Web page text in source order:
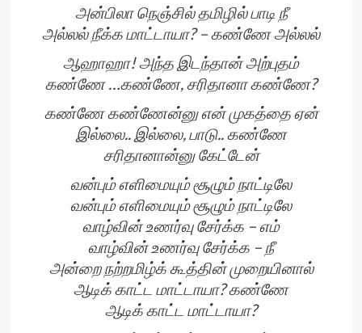
அன்பிலா நெஞ்சில் தமிழில் பாடி நீ
அல்லல் நீக்க மாட்டாயா? – கண்ணே அல்லல்
ஆஹாஹா! அந்த இடந்தான் அற்புதம்
கண்ணே …கண்ணே, சரிதானா கண்ணே?
கண்ணே கண்ணேன்னு என் முகத்தை ஏன்
இல்லை.. இல்லை, பாடு.. கண்ணே
சரிதானான்னு கேட்டேன்
வன்பும் எளிமையும் சூழும் நாட்டிலே
வன்பும் எளிமையும் சூழும் நாட்டிலே
வாழ்வின் உணர்வு சேர்க்க – எம்
வாழ்வின் உணர்வு சேர்க்க – நீ
அன்றை நற்றமிழ்க் கூத்தின் முறையினால்
ஆடிக் காட்ட மாட்டாயா? கண்ணே
ஆடிக் காட்ட மாட்டாயா?